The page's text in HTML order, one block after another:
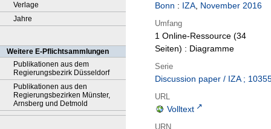
Verlage
Jahre
Weitere E-Pflichtsammlungen
Publikationen aus dem
Regierungsbezirk Düsseldorf
Publikationen aus den
Regierungsbezirken Münster,
Arnsberg und Detmold
Bonn : IZA, November 2016
Umfang
1 Online-Ressource (34
Seiten) : Diagramme
Serie
Discussion paper / IZA ;
URL
Volltext
URN